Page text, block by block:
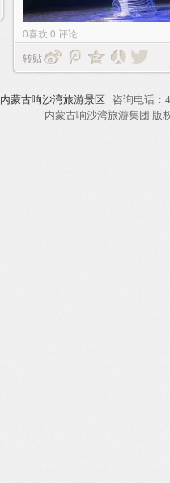
0喜欢 0 评论
转贴
内蒙古响沙湾旅游景区 咨询电话
内蒙古响沙湾旅游集团